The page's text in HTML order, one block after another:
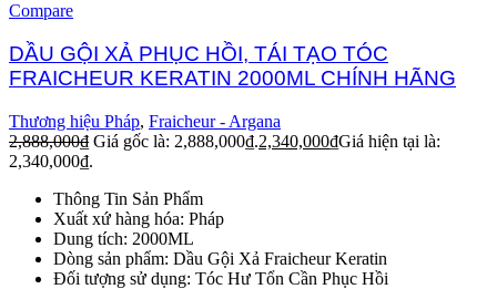
Compare
DẦU GỘI XẢ PHỤC HỒI, TÁI TẠO TÓC
FRAICHEUR KERATIN 2000ML CHÍNH HÃNG
Thương hiệu Pháp, Fraicheur - Argana
2,888,000₫ Giá gốc là: 2,888,000₫.2,340,000₫Giá hiện tại là:
2,340,000₫.
Thông Tin Sản Phẩm
Xuất xứ hàng hóa: Pháp
Dung tích: 2000ML
Dòng sản phẩm: Dầu Gội Xả Fraicheur Keratin
Đối tượng sử dụng: Tóc Hư Tổn Cần Phục Hồi